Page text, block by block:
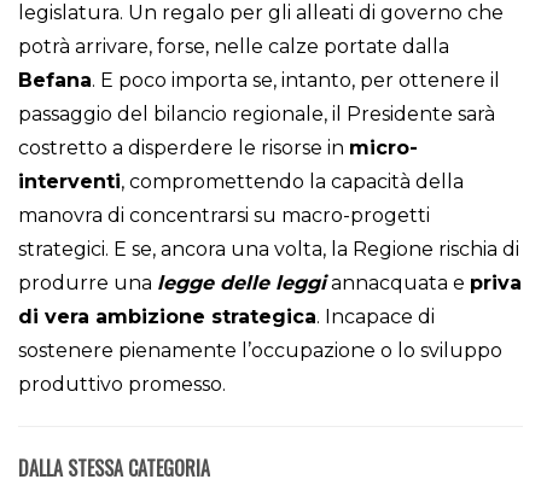
legislatura. Un regalo per gli alleati di governo che
potrà arrivare, forse, nelle calze portate dalla
Befana. E poco importa se, intanto, per ottenere il
passaggio del bilancio regionale, il Presidente sarà
costretto a disperdere le risorse in micro-
interventi, compromettendo la capacità della
manovra di concentrarsi su macro-progetti
strategici. E se, ancora una volta, la Regione rischia di
produrre una legge delle leggiannacquata e priva
di vera ambizione strategica. Incapace di
sostenere pienamente l’occupazione o lo sviluppo
produttivo promesso.
DALLA STESSA CATEGORIA